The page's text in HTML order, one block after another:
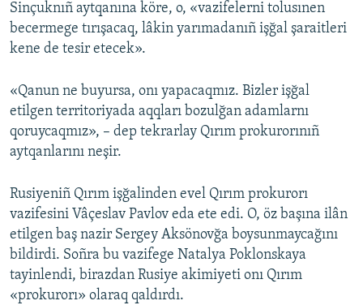
Sinçuknıñ aytqanına köre, o, «vazifelerni tolusınen
becermege tırışacaq, lâkin yarımadanıñ işğal şaraitleri
kene de tesir etecek».
«Qanun ne buyursa, onı yapacaqmız. Bizler işğal
etilgen territoriyada aqqları bozulğan adamlarnı
qoruycaqmız», – dep tekrarlay Qırım prokurorınıñ
aytqanlarını neşir.
Rusiyeniñ Qırım işğalinden evel Qırım prokurorı
vazifesini Vâçeslav Pavlov eda ete edi. O, öz başına ilân
etilgen baş nazir Sergey Aksönovğa boysunmaycağını
bildirdi. Soñra bu vazifege Natalya Poklonskaya
tayinlendi, birazdan Rusiye akimiyeti onı Qırım
«prokurorı» olaraq qaldırdı.